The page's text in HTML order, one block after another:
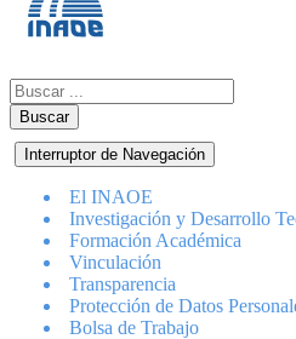
Buscar
Interruptor de Navegación
El INAOE
Investigación y Desarrollo
Formación Académica
Vinculación
Transparencia
Protección de Datos
Bolsa de Trabajo